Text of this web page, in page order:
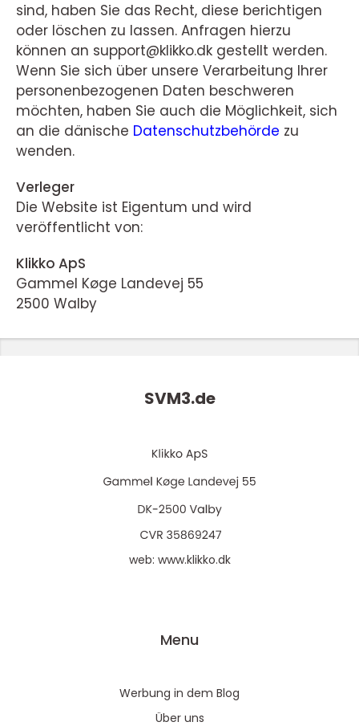
sind, haben Sie das Recht, diese berichtigen
oder löschen zu lassen. Anfragen hierzu
können an support@klikko.dk gestellt werden.
Wenn Sie sich über unsere Verarbeitung Ihrer
personenbezogenen Daten beschweren
möchten, haben Sie auch die Möglichkeit, sich
an die dänische Datenschutzbehörde zu
wenden.
Verleger
Die Website ist Eigentum und wird
veröffentlicht von:
Klikko ApS
Gammel Køge Landevej 55
2500 Walby
SVM3.de
web: www.klikko.dk
Menu
Werbung in dem Blog
Über uns